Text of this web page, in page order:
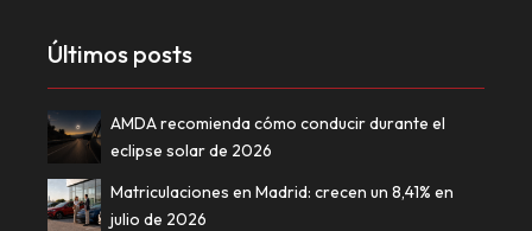
Últimos posts
AMDA recomienda cómo conducir durante el
eclipse solar de 2026
Matriculaciones en Madrid: crecen un 8,41% en
julio de 2026